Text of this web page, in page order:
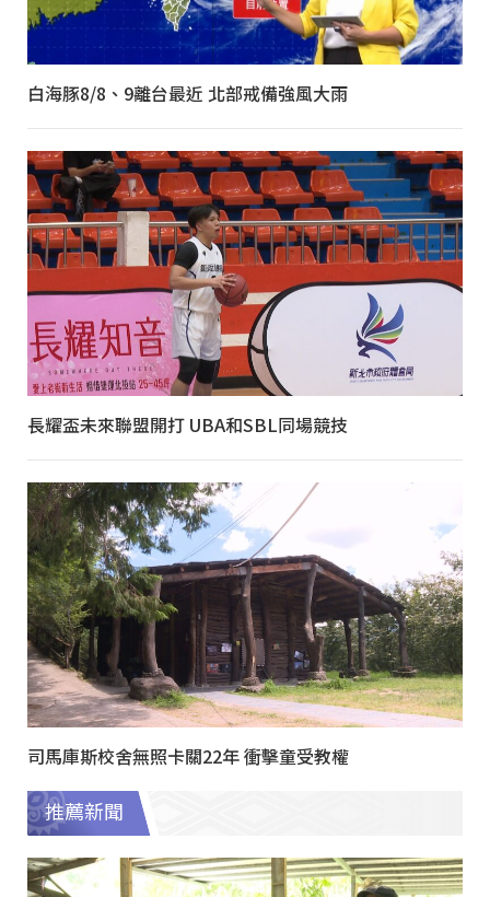
白海豚8/8、9離台最近 北部戒備強風大雨
長耀盃未來聯盟開打 UBA和SBL同場競技
司馬庫斯校舍無照卡關22年 衝擊童受教權
推薦新聞